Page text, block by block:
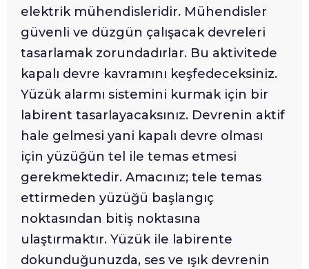
elektrik mühendisleridir. Mühendisler
güvenli ve düzgün çalışacak devreleri
tasarlamak zorundadırlar. Bu aktivitede
kapalı devre kavramını keşfedeceksiniz.
Yüzük alarmı sistemini kurmak için bir
labirent tasarlayacaksınız. Devrenin aktif
hale gelmesi yani kapalı devre olması
için yüzüğün tel ile temas etmesi
gerekmektedir. Amacınız; tele temas
ettirmeden yüzüğü başlangıç
noktasından bitiş noktasına
ulaştırmaktır. Yüzük ile labirente
dokunduğunuzda, ses ve ışık devrenin